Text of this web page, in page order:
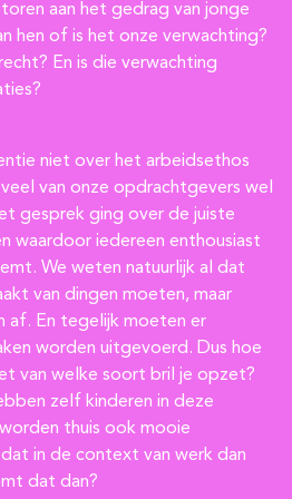
aan het gedrag van jonge
hen of is het onze verwachting?
En is die verwachting
niet over het arbeidsethos
van onze opdrachtgevers wel
gesprek ging over de juiste
waardoor iedereen enthousiast
We weten natuurlijk al dat
van dingen moeten, maar
af. En tegelijk moeten er
worden uitgevoerd. Dus hoe
van welke soort bril je opzet?
zelf kinderen in deze
thuis ook mooie
in de context van werk dan
dat dan?